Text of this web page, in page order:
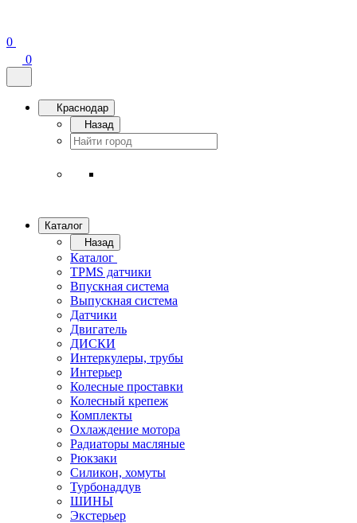
0
0
Краснодар
Назад
Каталог
Назад
Каталог
TPMS датчики
Впускная система
Выпускная система
Датчики
Двигатель
ДИСКИ
Интеркулеры, трубы
Интерьер
Колесные проставки
Колесный крепеж
Комплекты
Охлаждение мотора
Радиаторы масляные
Рюкзаки
Силикон, хомуты
Турбонаддув
ШИНЫ
Экстерьер